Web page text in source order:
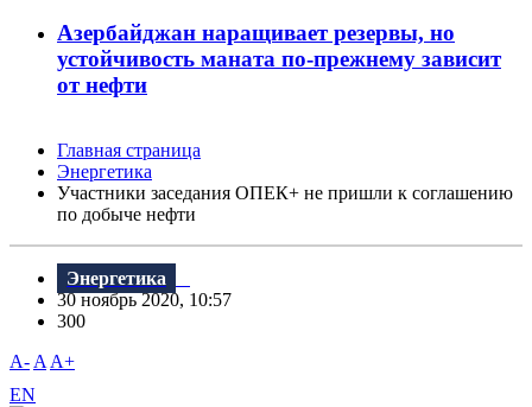
Азербайджан наращивает резервы, но
устойчивость маната по-прежнему зависит
от нефти
Главная страница
Энергетика
Участники заседания ОПЕК+ не пришли к соглашению
по добыче нефти
Энергетика
30 ноябрь 2020, 10:57
300
A- A A+
EN